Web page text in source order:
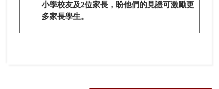
小學校友及2位家長，盼他們的見證可激勵更
多家長學生。